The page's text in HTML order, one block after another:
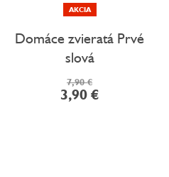
AKCIA
Domáce zvieratá Prvé
slová
7,90 €
3,90 €